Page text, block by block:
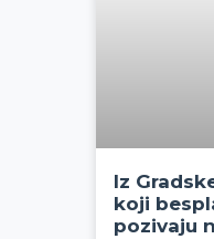
Iz
koji
pozivaju